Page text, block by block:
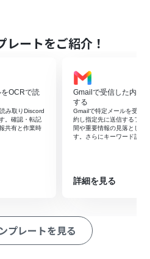
Yoomと連携します。
し、「特定のキーワードに一致す
というアクションを設定します。
能を設定し、メールに添付され
ら文字情報を読み取ります。
った情報からファイル名を生成し
てその後の処理を振り分けます。
す。
きっかけとなるアクション、「オ
後、フロー内で処理を行うアク
レートをご紹介！
OCRで読
み取りDiscord
。確認・転記
共有と作業時
Gmailで受信した内容
する
Gmailで特定メールを受信
約し指定先に送信するフロ
間や重要情報の見落としを
す。さらにキーワード設定
詳細を見る
プレートを見る